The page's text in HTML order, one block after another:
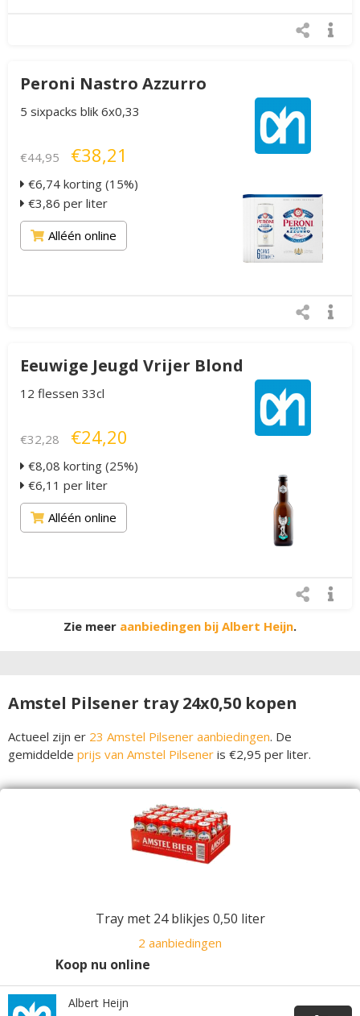
Peroni Nastro Azzurro
5 sixpacks blik 6x0,33
€44,95 €38,21
€6,74 korting (15%)
€3,86 per liter
Alléén online
Eeuwige Jeugd Vrijer Blond
12 flessen 33cl
€32,28 €24,20
€8,08 korting (25%)
€6,11 per liter
Alléén online
Zie meer aanbiedingen bij Albert Heijn.
Amstel Pilsener tray 24x0,50 kopen
Actueel zijn er 23 Amstel Pilsener aanbiedingen. De
gemiddelde prijs van Amstel Pilsener is €2,95 per liter.
Tray met 24 blikjes 0,50 liter
2 aanbiedingen
Koop nu online
Albert Heijn